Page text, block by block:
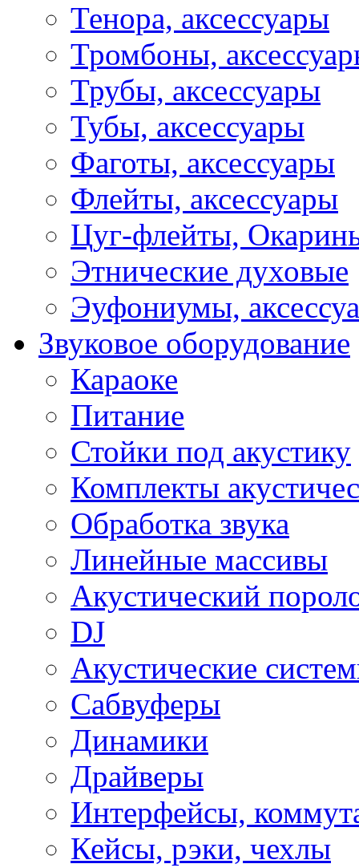
Тенора, аксессуары
Тромбоны,
Трубы, аксессуары
Тубы, аксессуары
Фаготы, аксессуары
Флейты, аксессуары
Цуг-флейты,
Этнические духовые
Эуфониумы,
Звуковое оборудование
Караоке
Питание
Стойки под акустику
Комплекты
Обработка звука
Линейные массивы
Акустический
DJ
Акустические
Сабвуферы
Динамики
Драйверы
Интерфейсы,
Кейсы, рэки, чехлы